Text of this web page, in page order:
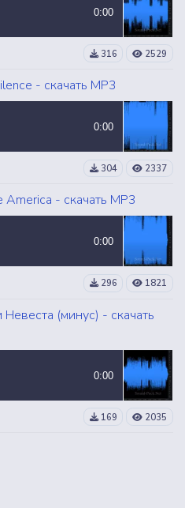
0:00
316 2529
- скачать MP3
0:00
304 2337
- скачать MP3
0:00
296 1821
(минус) - скачать
0:00
169 2035